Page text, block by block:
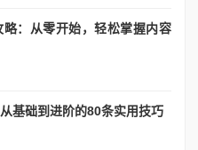
：从零开始，轻松掌握内容
基础到进阶的80条实用技巧